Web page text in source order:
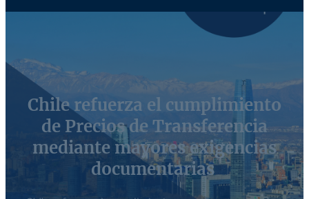
Chile refuerza el cumplimiento
de Precios de Transferencia
mediante mayores exigencias
documentarias